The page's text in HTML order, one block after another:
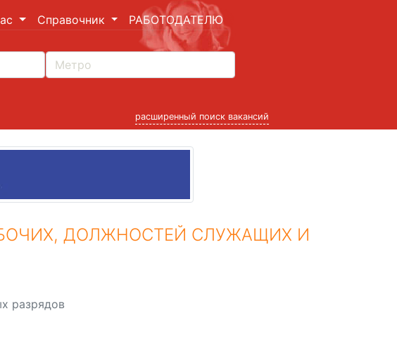
Справочник РАБОТОДАТЕЛЮ
расширенный поиск вакансий
ДОЛЖНОСТЕЙ СЛУЖАЩИХ И
разрядов